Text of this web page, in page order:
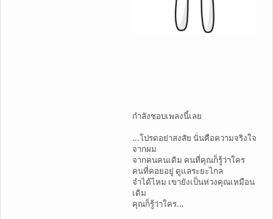
กำลังชอบเพลงนี้เลย
...โปรดอย่าสงสัย นั่นคือความจริงใจ
จากผม
จากคนคนเดิม คนที่คุณก็รู้ว่าใคร
คนที่คอยอยู่ ดูแลระยะไกล
จำได้ไหม เขายังเป็นห่วงคุณเหมือน
เดิม
คุณก็รู้ว่าใคร...